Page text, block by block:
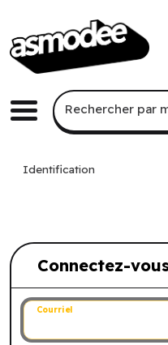
Menu
Recherche
Rechercher par
Identification
Connectez-
Connectez-vous
Courriel